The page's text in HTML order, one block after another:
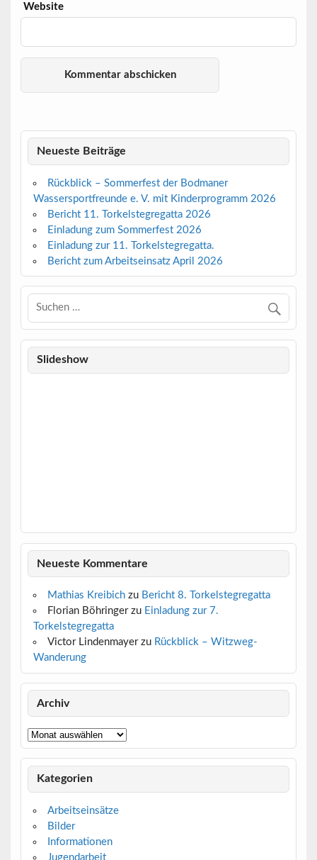
Website
Neueste Beiträge
Rückblick – Sommerfest der Bodmaner
Wassersportfreunde e. V. mit Kinderprogramm 2026
Bericht 11. Torkelstegregatta 2026
Einladung zum Sommerfest 2026
Einladung zur 11. Torkelstegregatta.
Bericht zum Arbeitseinsatz April 2026
Slideshow
Neueste Kommentare
Mathias Kreibichzu Bericht 8. Torkelstegregatta
Florian Böhringerzu Einladung zur 7.
Torkelstegregatta
Victor Lindenmayerzu Rückblick – Witzweg-
Wanderung
Archiv
Archiv
Kategorien
Arbeitseinsätze
Bilder
Informationen
Jugendarbeit